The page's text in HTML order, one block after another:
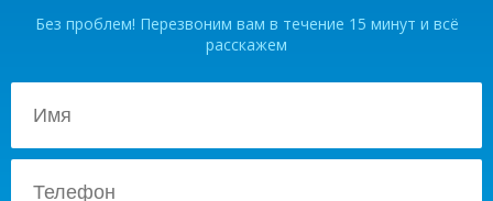
Без проблем! Перезвоним вам в течение 15 минут и всё
расскажем